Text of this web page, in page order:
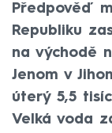
Předpověď
Republiku
na východě
Jenom v
úterý 5,5
Velká voda